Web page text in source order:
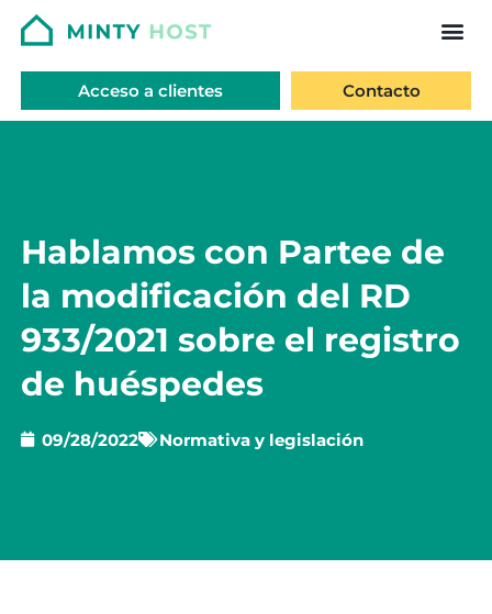
Acceso a clientes Contacto
Hablamos con Partee de
la modificación del RD
933/2021 sobre el registro
de huéspedes
09/28/2022 Normativa y legislación